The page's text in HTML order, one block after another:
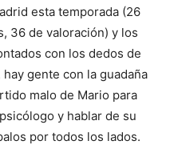
esta temporada (26
36 de valoración) y los
con los dedos de
hay gente con la guadaña
malo de Mario para
y hablar de su
por todos los lados.